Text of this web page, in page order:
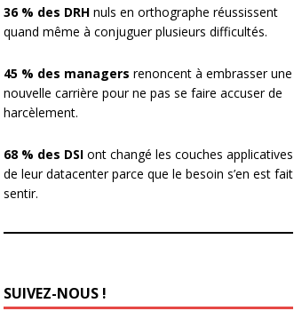
36 % des DRH nuls en orthographe réussissent
quand même à conjuguer plusieurs difficultés.
45 % des managers renoncent à embrasser une
nouvelle carrière pour ne pas se faire accuser de
harcèlement.
68 % des DSI ont changé les couches applicatives
de leur datacenter parce que le besoin s’en est fait
sentir.
SUIVEZ-NOUS !